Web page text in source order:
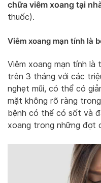
chữa viêm xoang tại
thuốc).
Viêm xoang mạn tính là
Viêm xoang mạn tính là
trên 3 tháng với các
nghẹt mũi, có thể có
mặt không rõ ràng
bệnh có thể có sốt và
xoang trong những đợt